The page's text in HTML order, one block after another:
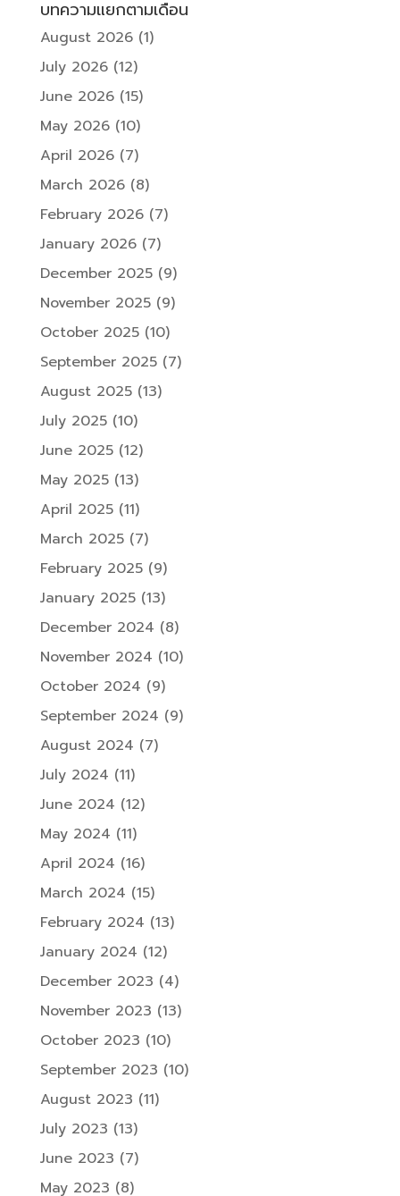
บทความแยกตามเดือน
August 2026(1)
July 2026(12)
June 2026(15)
May 2026(10)
April 2026(7)
March 2026(8)
February 2026(7)
January 2026(7)
December 2025(9)
November 2025(9)
October 2025(10)
September 2025(7)
August 2025(13)
July 2025(10)
June 2025(12)
May 2025(13)
April 2025(11)
March 2025(7)
February 2025(9)
January 2025(13)
December 2024 (8)
November 2024 (10)
October 2024 (9)
September 2024 (9)
August 2024 (7)
July 2024 (11)
June 2024 (12)
May 2024 (11)
April 2024 (16)
March 2024 (15)
February 2024 (13)
January 2024 (12)
December 2023 (4)
November 2023 (13)
October 2023 (10)
September 2023 (10)
August 2023 (11)
July 2023 (13)
June 2023 (7)
May 2023 (8)